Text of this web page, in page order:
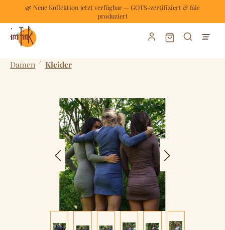
Zum Hauptinhalt springen
🌿 Neue Kollektion jetzt verfügbar — GOTS-zertifiziert & fair
produziert
Warenkorb
Damen / Kleider
Bildergalerie überspringen